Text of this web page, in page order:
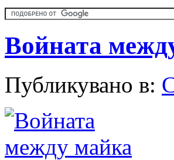
Войната
Публикувано в: